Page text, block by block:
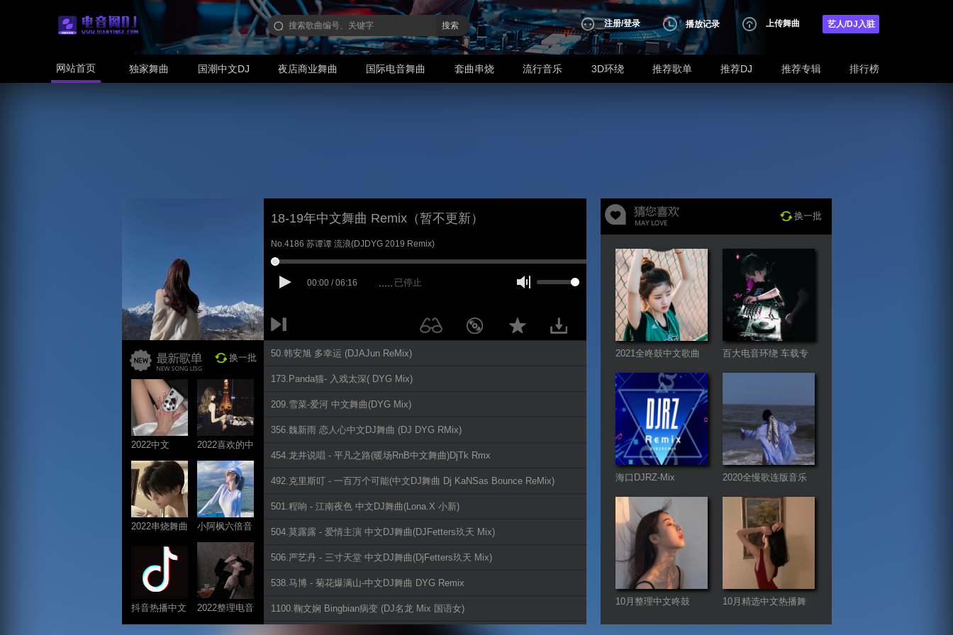
搜索 注册/登录 播放记录 上传舞曲 艺人/DJ入驻
网站首页 独家舞曲 国潮中文DJ 夜店商业舞曲 国际电音舞曲 套曲串烧 流行音乐 3D环绕 推荐歌单 推荐DJ 推荐专辑 排行榜
18-19年中文舞曲 Remix（暂不更新）
No.4186 苏谭谭 流浪(DJDYG 2019 Remix)
00:00 / 06:16 已停止
换一批
2022中文
ProgHouse歌
曲
2022喜欢的中
文DJ舞曲
2022串烧舞曲
小阿枫六倍音
质系列 车载
抖音热播中文
系列
2022整理电音
系列
50.韩安旭 多幸运 (DJAJun ReMix)
173.Panda猫- 入戏太深( DYG Mix)
209.雪菜-爱河 中文舞曲(DYG Mix)
356.魏新雨 恋人心中文DJ舞曲 (DJ DYG RMix)
454.龙井说唱 - 平凡之路(暖场RnB中文舞曲)DjTk Rmx
492.克里斯叮 - 一百万个可能(中文DJ舞曲 Dj KaNSas Bounce ReMix)
501.程响 - 江南夜色 中文DJ舞曲(Lona.X 小新)
504.莫露露 - 爱情主演 中文DJ舞曲(DJFetters玖天 Mix)
506.严艺丹 - 三寸天堂 中文DJ舞曲(DjFetters玖天 Mix)
538.马博 - 菊花爆满山-中文DJ舞曲 DYG Remix
1100.鞠文娴 Bingbian病变 (DJ名龙 Mix 国语女)
换一批
2021全咚鼓中文歌曲
大全
百大电音环绕 车载专
属
海口DJRZ-Mix
2020全慢歌连版音乐
串烧第一季
10月整理中文咚鼓
10月精选中文热播舞